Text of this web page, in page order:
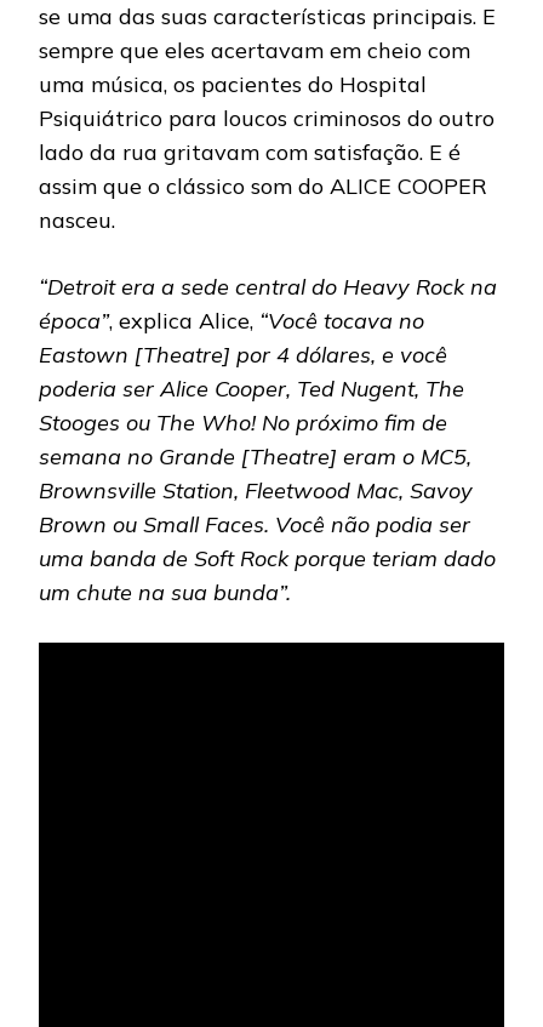
se uma das suas características principais. E
sempre que eles acertavam em cheio com
uma música, os pacientes do Hospital
Psiquiátrico para loucos criminosos do outro
lado da rua gritavam com satisfação. E é
assim que o clássico som do ALICE COOPER
nasceu.
“Detroit era a sede central do Heavy Rock na
época”, explica Alice, “Você tocava no
Eastown [Theatre] por 4 dólares, e você
poderia ser Alice Cooper, Ted Nugent, The
Stooges ou The Who! No próximo fim de
semana no Grande [Theatre] eram o MC5,
Brownsville Station, Fleetwood Mac, Savoy
Brown ou Small Faces. Você não podia ser
uma banda de Soft Rock porque teriam dado
um chute na sua bunda”.